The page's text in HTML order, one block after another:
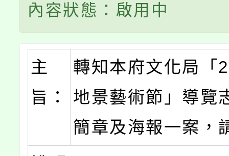
內容狀態：啟用中
主
旨：
轉知本府文化局「
地景藝術節」導覽
簡章及海報一案，